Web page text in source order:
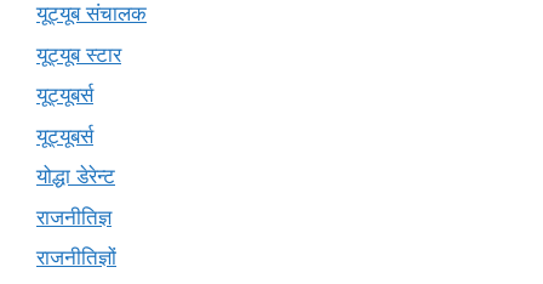
यूट्यूब संचालक
यूट्यूब स्टार
यूट्यूबर्स
यूट्‍यूबर्स
योद्धा डेरेन्ट
राजनीतिज्ञ
राजनीतिज्ञों